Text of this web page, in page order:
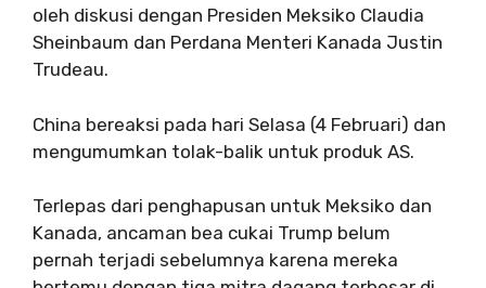
oleh diskusi dengan Presiden Meksiko Claudia
Sheinbaum dan Perdana Menteri Kanada Justin
Trudeau.
China bereaksi pada hari Selasa (4 Februari) dan
mengumumkan tolak-balik untuk produk AS.
Terlepas dari penghapusan untuk Meksiko dan
Kanada, ancaman bea cukai Trump belum
pernah terjadi sebelumnya karena mereka